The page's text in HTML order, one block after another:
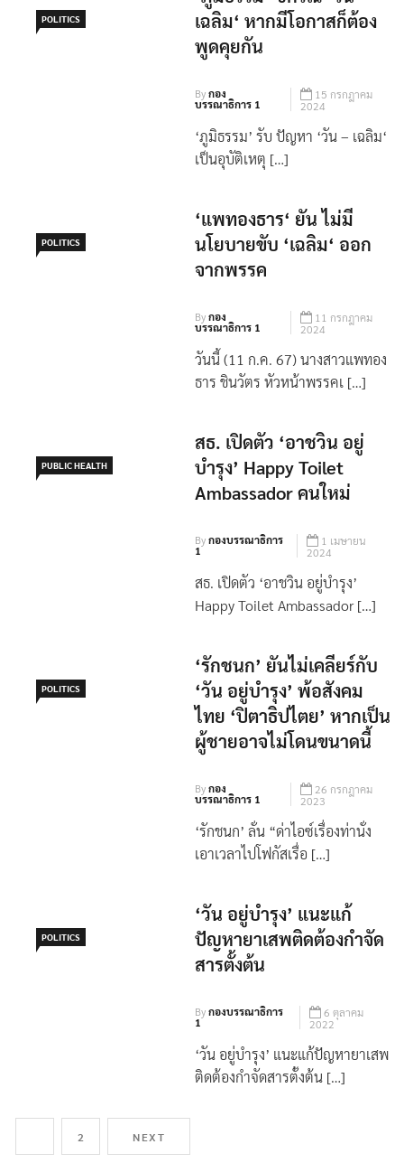
POLITICS
เฉลิม‘ หากมีโอกาสก็ต้อง
พูดคุยกัน
Byกอง
บรรณาธิการ 1
15 กรกฎาคม
2024
‘ภูมิธรรม’ รับ ปัญหา ‘วัน – เฉลิม‘
เป็นอุบัติเหตุ […]
POLITICS
‘แพทองธาร‘ ยัน ไม่มี
นโยบายขับ ‘เฉลิม‘ ออก
จากพรรค
Byกอง
บรรณาธิการ 1
11 กรกฎาคม
2024
วันนี้ (11 ก.ค. 67) นางสาวแพทอง
ธาร ชินวัตร หัวหน้าพรรคเ […]
PUBLIC HEALTH
สธ. เปิดตัว ‘อาชวิน อยู่
บำรุง’ Happy Toilet
Ambassador คนใหม่
Byกองบรรณาธิการ
1
1 เมษายน
2024
สธ. เปิดตัว ‘อาชวิน อยู่บำรุง’
Happy Toilet Ambassador […]
POLITICS
‘รักชนก’ ยันไม่เคลียร์กับ
‘วัน อยู่บำรุง’ พ้อสังคม
ไทย ‘ปิตาธิปไตย’ หากเป็น
ผู้ชายอาจไม่โดนขนาดนี้
Byกอง
บรรณาธิการ 1
26 กรกฎาคม
2023
‘รักชนก’ ลั่น “ด่าไอซ์เรื่องท่านั่ง
เอาเวลาไปโฟกัสเรื่อ […]
POLITICS
‘วัน อยู่บำรุง’ แนะแก้
ปัญหายาเสพติดต้องกำจัด
สารตั้งต้น
Byกองบรรณาธิการ
1
6 ตุลาคม
2022
‘วัน อยู่บำรุง’ แนะแก้ปัญหายาเสพ
ติดต้องกำจัดสารตั้งต้น […]
2 NEXT